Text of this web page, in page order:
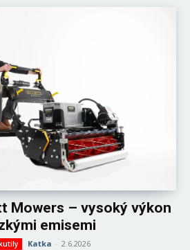
Mowers – vysoký výkon
emisemi
Katka - 2.6.2026